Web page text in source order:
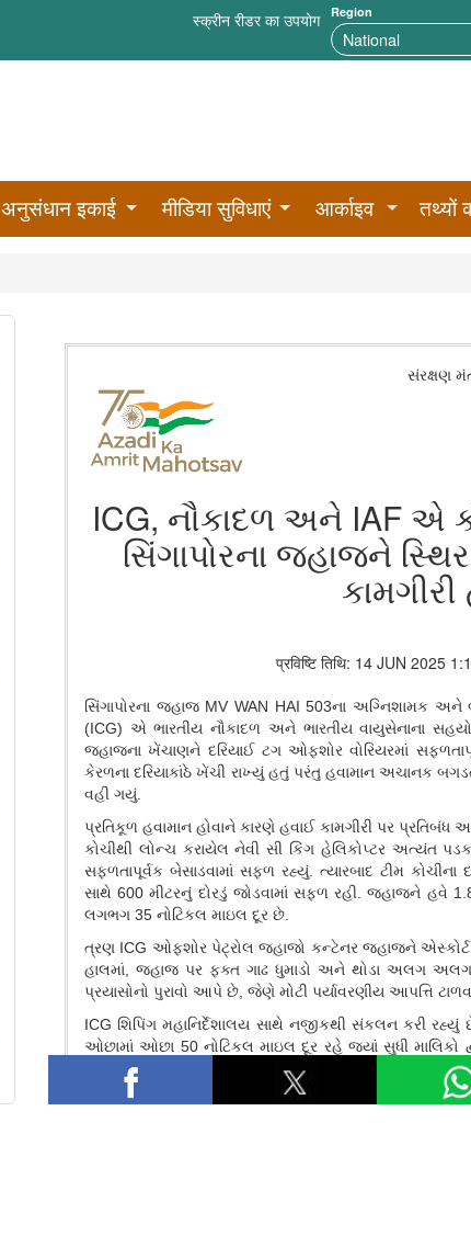
स्क्रीन रीडर का उपयोग Region
अनुसंधान इकाई मीडिया सुविधाएं आर्काइव तथ्यों